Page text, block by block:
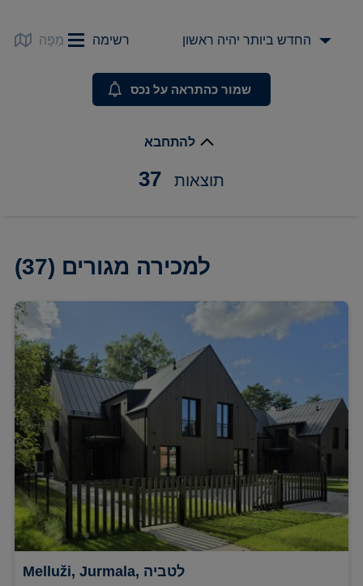
רשימה מַפָּה החדש ביותר יהיה ראשון
שמור כהתראה על נכס
להתחבא
37 תוצאות
למכירה מגורים (37)
Melluži, Jurmala, לטביה